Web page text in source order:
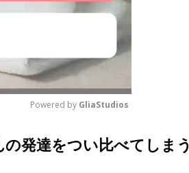
M
Powered by GliaStudios
発達をつい比べてしまう